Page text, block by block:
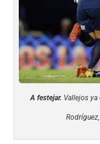
A festejar. Vallejos ya